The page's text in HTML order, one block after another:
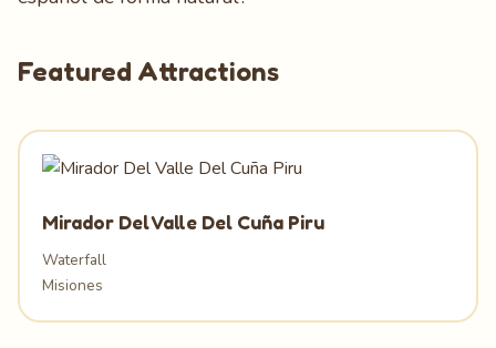
Featured Attractions
Mirador Del Valle Del Cuña Piru
Waterfall
Misiones